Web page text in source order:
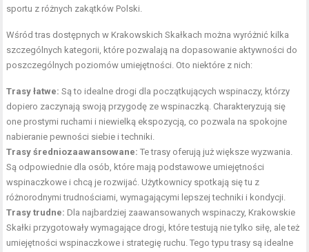
sportu z różnych zakątków Polski.
Wśród tras dostępnych w Krakowskich Skałkach można wyróżnić kilka
szczególnych kategorii, które pozwalają na dopasowanie aktywności do
poszczególnych poziomów umiejętności. Oto niektóre z nich:
Trasy łatwe: Są to idealne drogi dla początkujących wspinaczy, którzy
dopiero zaczynają swoją przygodę ze wspinaczką. Charakteryzują się
one prostymi ruchami i niewielką ekspozycją, co pozwala na spokojne
nabieranie pewności siebie i techniki.
Trasy średniozaawansowane: Te trasy oferują już większe wyzwania.
Są odpowiednie dla osób, które mają podstawowe umiejętności
wspinaczkowe i chcą je rozwijać. Użytkownicy spotkają się tu z
różnorodnymi trudnościami, wymagającymi lepszej techniki i kondycji.
Trasy trudne: Dla najbardziej zaawansowanych wspinaczy, Krakowskie
Skałki przygotowały wymagające drogi, które testują nie tylko siłę, ale też
umiejętności wspinaczkowe i strategię ruchu. Tego typu trasy są idealne